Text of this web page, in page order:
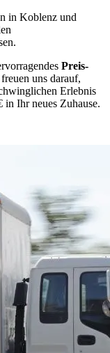
in Koblenz und
Preis-
uns darauf,
Erlebnis
in Ihr neues Zuhause.